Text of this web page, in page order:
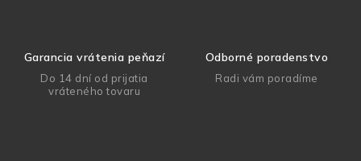
Garancia vrátenia peňazí
Do 14 dní od prijatia
vráteného tovaru
Odborné poradenstvo
Radi vám poradíme